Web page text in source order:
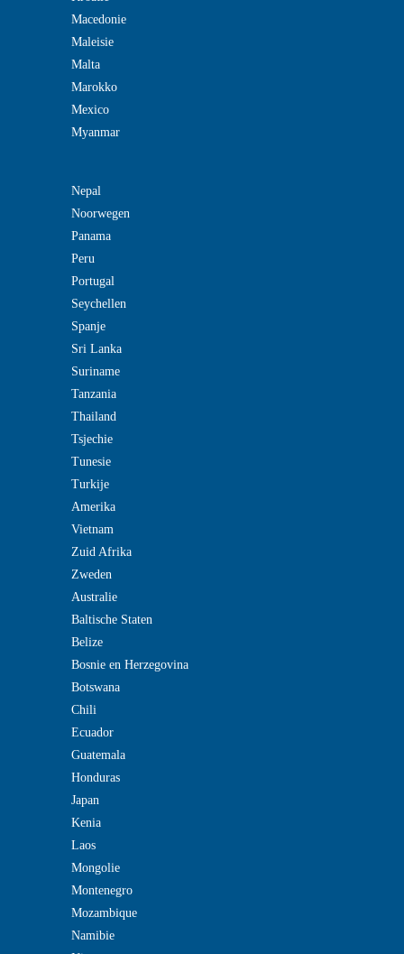
Macedonie
Maleisie
Malta
Marokko
Mexico
Myanmar
Nepal
Noorwegen
Panama
Peru
Portugal
Seychellen
Spanje
Sri Lanka
Suriname
Tanzania
Thailand
Tsjechie
Tunesie
Turkije
Amerika
Vietnam
Zuid Afrika
Zweden
Australie
Baltische Staten
Belize
Bosnie en Herzegovina
Botswana
Chili
Ecuador
Guatemala
Honduras
Japan
Kenia
Laos
Mongolie
Montenegro
Mozambique
Namibie